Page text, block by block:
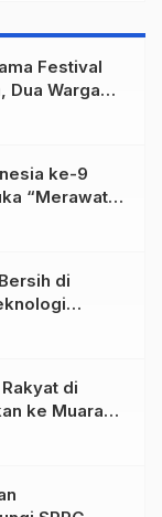
Festival
Dua Warga
ke-9
“Merawat
Depan
di
Al-
di
ke Muara